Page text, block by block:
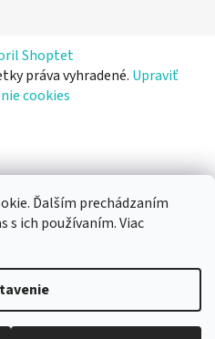
Ďalším prechádzaním
s ich používaním. Viac
Shoptet
práva vyhradené. Upraviť
cookies